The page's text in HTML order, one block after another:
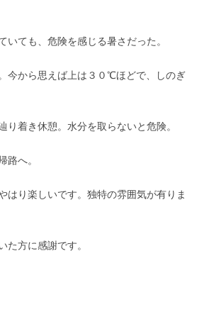
いても、危険を感じる暑さだった。
今から思えば上は３０℃ほどで、しのぎ
り着き休憩。水分を取らないと危険。
路へ。
はり楽しいです。独特の雰囲気が有りま
た方に感謝です。